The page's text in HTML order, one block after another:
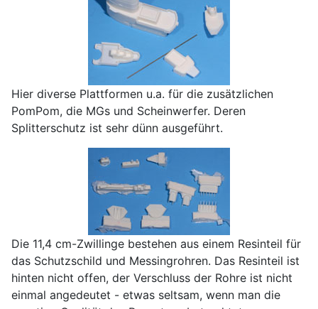
Hier diverse Plattformen u.a. für die zusätzlichen
PomPom, die MGs und Scheinwerfer. Deren
Splitterschutz ist sehr dünn ausgeführt.
Die 11,4 cm-Zwillinge bestehen aus einem Resinteil für
das Schutzschild und Messingrohren. Das Resinteil ist
hinten nicht offen, der Verschluss der Rohre ist nicht
einmal angedeutet - etwas seltsam, wenn man die